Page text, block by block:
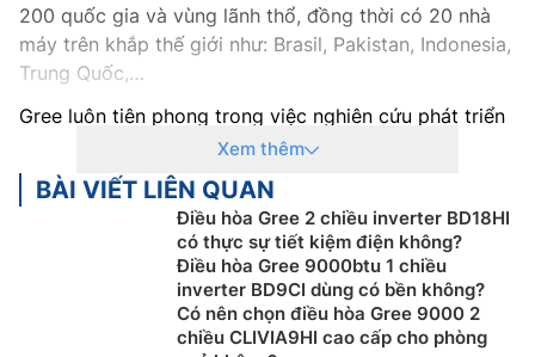
200 quốc gia và vùng lãnh thổ, đồng thời có 20 nhà
máy trên khắp thế giới như: Brasil, Pakistan, Indonesia,
Trung Quốc,…
Gree luôn tiên phong trong việc nghiên cứu phát triển
và áp dụng những công nghệ mới nhất vào sản phẩm
của mình, mong muốn mang đến một sản phẩm đạt
tiêu chuẩn châu Âu, phục vụ tốt nhất nhu cầu người
điều hòa Greeluôn thu hút người dùng
bởi thiết kế sang trọng, tinh tế, chất lượng bền bỉ, dễ
sử dụng, giá cả phải chăng phù hợp với nhiều đối
Xem thêm
BÀI VIẾT LIÊN QUAN
Điều hòa Gree 2 chiều inverter BD18HI
có thực sự tiết kiệm điện không?
Điều hòa Gree 9000btu 1 chiều
inverter BD9CI dùng có bền không?
Có nên chọn điều hòa Gree 9000 2
chiều CLIVIA9HI cao cấp cho phòng